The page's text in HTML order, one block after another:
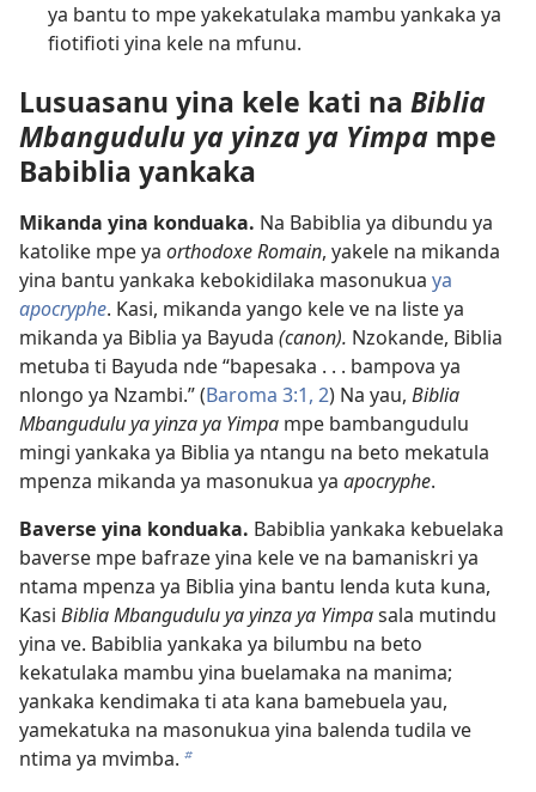
ya bantu to mpe yakekatulaka mambu yankaka ya
fiotifioti yina kele na mfunu.
Lusuasanu yina kele kati na Biblia
Mbangudulu ya yinza ya Yimpa mpe
Babiblia yankaka
Mikanda yina konduaka. Na Babiblia ya dibundu ya
katolike mpe ya orthodoxe Romain, yakele na mikanda
yina bantu yankaka kebokidilaka masonukua ya
apocryphe. Kasi, mikanda yango kele ve na liste ya
mikanda ya Biblia ya Bayuda (canon). Nzokande, Biblia
metuba ti Bayuda nde “bapesaka . . . bampova ya
nlongo ya Nzambi.” (Baroma 3:1, 2) Na yau, Biblia
Mbangudulu ya yinza ya Yimpa mpe bambangudulu
mingi yankaka ya Biblia ya ntangu na beto mekatula
mpenza mikanda ya masonukua ya apocryphe.
Baverse yina konduaka. Babiblia yankaka kebuelaka
baverse mpe bafraze yina kele ve na bamaniskri ya
ntama mpenza ya Biblia yina bantu lenda kuta kuna,
Kasi Biblia Mbangudulu ya yinza ya Yimpasala mutindu
yina ve. Babiblia yankaka ya bilumbu na beto
kekatulaka mambu yina buelamaka na manima;
yankaka kendimaka ti ata kana bamebuela yau,
yamekatuka na masonukua yina balenda tudila ve
ntima ya mvimba. b